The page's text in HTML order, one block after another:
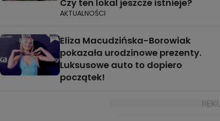
Czy ten lokal jeszcze istnieje?
AKTUALNOŚCI
Eliza Macudzińska-Borowiak
pokazała urodzinowe prezenty.
Luksusowe auto to dopiero
początek!